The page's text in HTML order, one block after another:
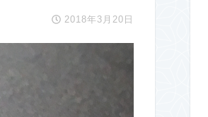
2018年3月20日